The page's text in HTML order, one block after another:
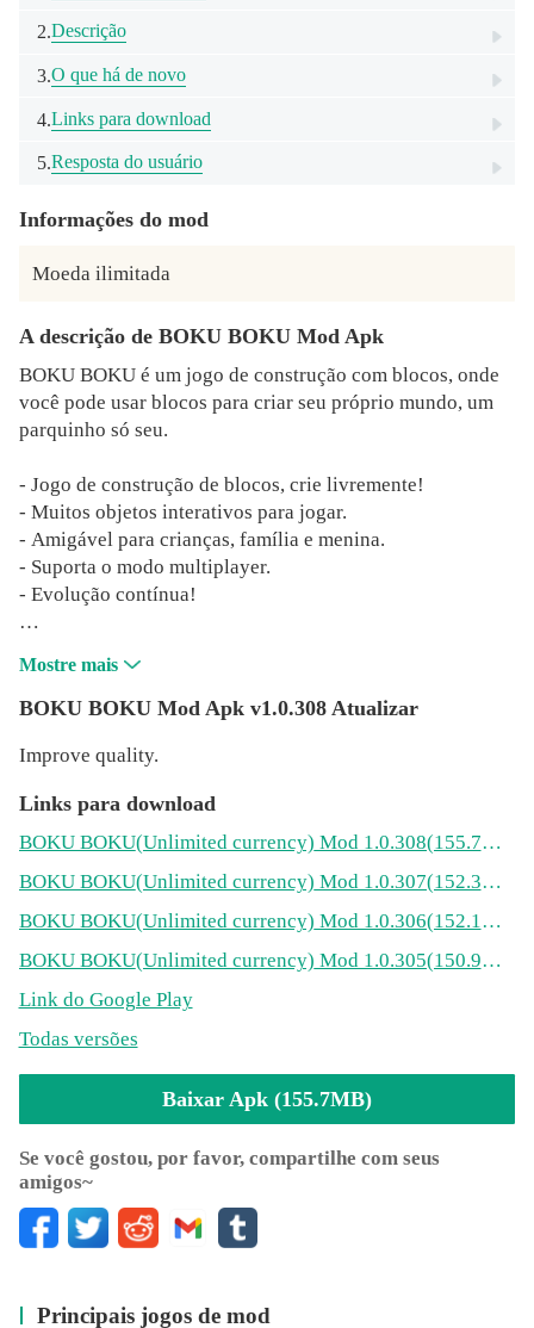
2.Descrição
3.O que há de novo
4.Links para download
5.Resposta do usuário
Informações do mod
Moeda ilimitada
A descrição de BOKU BOKU Mod Apk
BOKU BOKU é um jogo de construção com blocos, onde
você pode usar blocos para criar seu próprio mundo, um
parquinho só seu.
- Jogo de construção de blocos, crie livremente!
- Muitos objetos interativos para jogar.
- Amigável para crianças, família e menina.
- Suporta o modo multiplayer.
- Evolução contínua!
______________________________
***** Características do jogo *****
- Crie livremente
Usando blocos, você pode construir livremente seu
mundo. De casas a escolas, restaurantes, parques
temáticos, etc. Além disso, você pode tocar piano, brincar
no balanço, fazer uma excelente refeição e, claro, ir ao
banheiro. Você pode fazer o que quiser e viver a vida de
seus sonhos no jogo.
E se eu dissesse que você pode interagir com os objetos
que forem construídos no mundo? Por exemplo, você pode
usar o banheiro de verdade. Também pode dar zoom para
olhar o calendário e o relógio na parede enquanto eles
calculadora no escritório é real, então você pode usá-la
Mostre mais
BOKU BOKU Mod Apk v1.0.308 Atualizar
Improve quality.
Links para download
BOKU BOKU(Unlimited currency) Mod 1.0.308(155.7MB)
BOKU BOKU(Unlimited currency) Mod 1.0.307(152.3MB)
BOKU BOKU(Unlimited currency) Mod 1.0.306(152.1MB)
BOKU BOKU(Unlimited currency) Mod 1.0.305(150.9MB)
Link do Google Play
Todas versões
Baixar Apk (155.7MB)
Se você gostou, por favor, compartilhe com seus
amigos~
Principais jogos de mod